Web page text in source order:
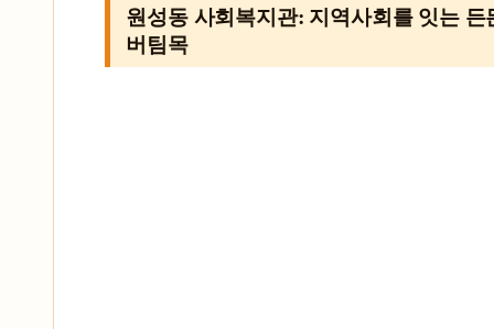
원성동 사회복지관: 지역사회를 잇는 든
버팀목